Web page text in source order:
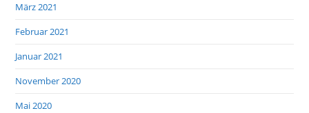
März 2021
Februar 2021
Januar 2021
November 2020
Mai 2020